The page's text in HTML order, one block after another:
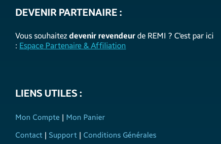
DEVENIR PARTENAIRE :
Vous souhaitezdevenir revendeurde REMI ? C'est par ici
: Espace Partenaire & Affiliation
LIENS UTILES :
Mon Compte | Mon Panier
Contact | Support | Conditions Générales